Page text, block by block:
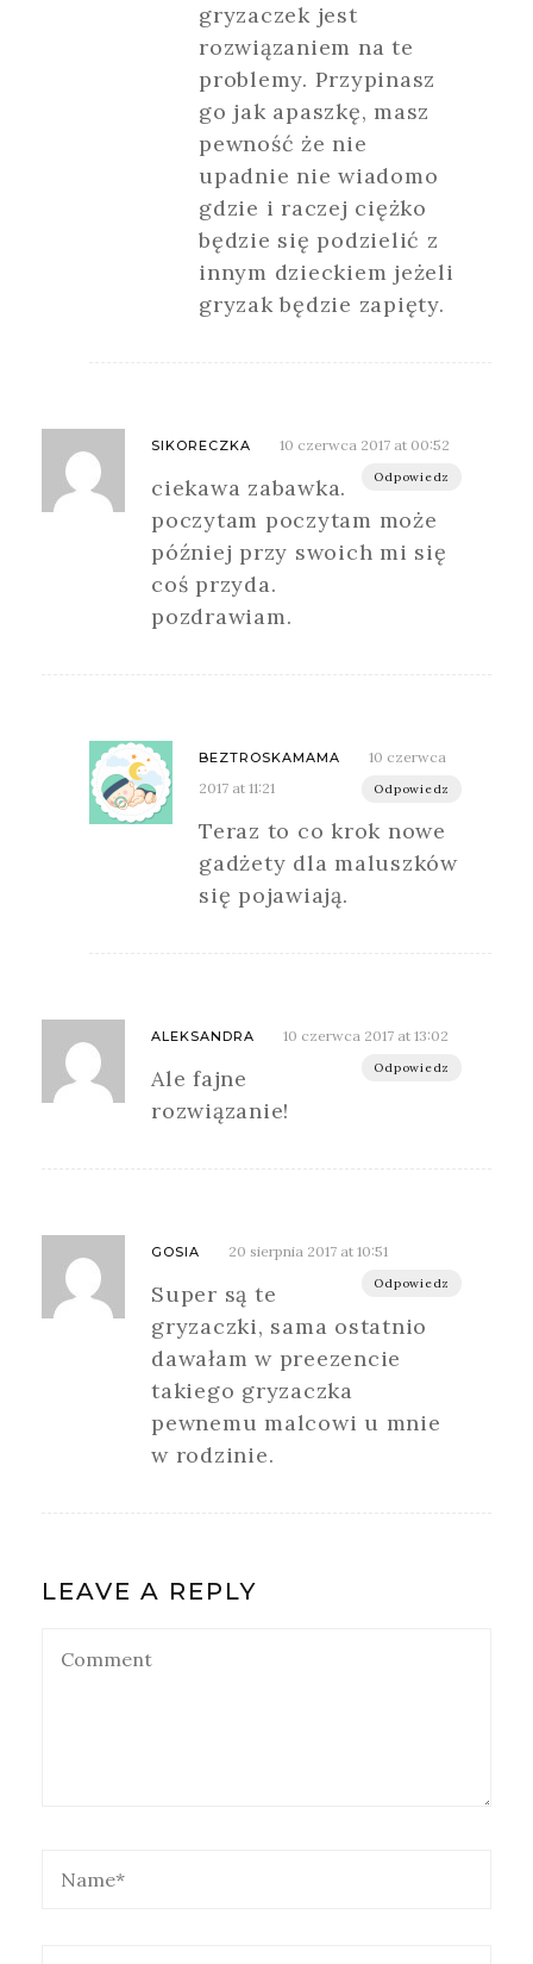
gryzaczek jest
rozwiązaniem na te
problemy. Przypinasz
go jak apaszkę, masz
pewność że nie
upadnie nie wiadomo
gdzie i raczej ciężko
będzie się podzielić z
innym dzieckiem jeżeli
gryzak będzie zapięty.
SIKORECZKA 10 czerwca 2017 at 00:52
Odpowiedz
ciekawa zabawka.
poczytam poczytam może
później przy swoich mi się
coś przyda.
pozdrawiam.
BEZTROSKAMAMA
10 czerwca
2017 at 11:21
Odpowiedz
Teraz to co krok nowe
gadżety dla maluszków
się pojawiają.
ALEKSANDRA 10 czerwca 2017 at 13:02
Odpowiedz
Ale fajne
rozwiązanie!
GOSIA 20 sierpnia 2017 at 10:51
Odpowiedz
Super są te
gryzaczki, sama ostatnio
dawałam w preezencie
takiego gryzaczka
pewnemu malcowi u mnie
w rodzinie.
LEAVE A REPLY